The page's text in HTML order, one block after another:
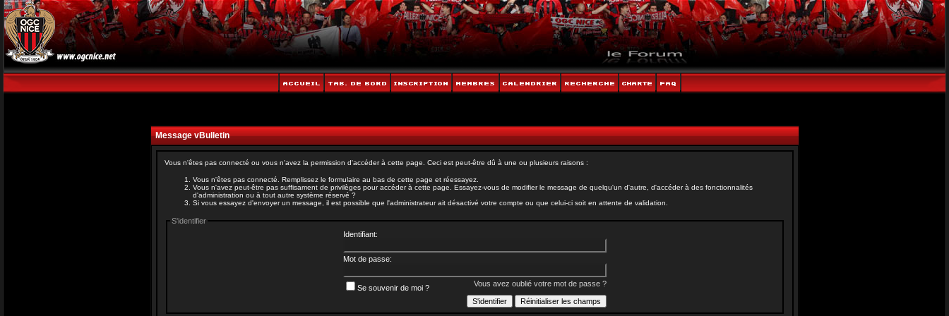
Message vBulletin
Vous n'êtes pas connecté ou vous n'avez la permission d'accéder à cette page. Ceci est peut-être dû à une ou plusieurs raisons :
Vous n'êtes pas connecté. Remplissez le formulaire au bas de cette page et réessayez.
Vous n'avez peut-être pas suffisament de privilèges pour accéder à cette page. Essayez-vous de modifier le message de quelqu'un d'autre, d'accéder à des fonctionnalités
d'administration ou à tout autre système réservé ?
Si vous essayez d'envoyer un message, il est possible que l'administrateur ait désactivé votre compte ou que celui-ci soit en attente de validation.
S'identifier
Identifiant:
Mot de passe:
Vous avez oublié votre mot de passe ?
Se souvenir de moi ?